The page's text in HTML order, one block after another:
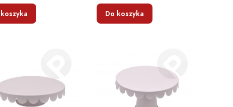
Do koszyka